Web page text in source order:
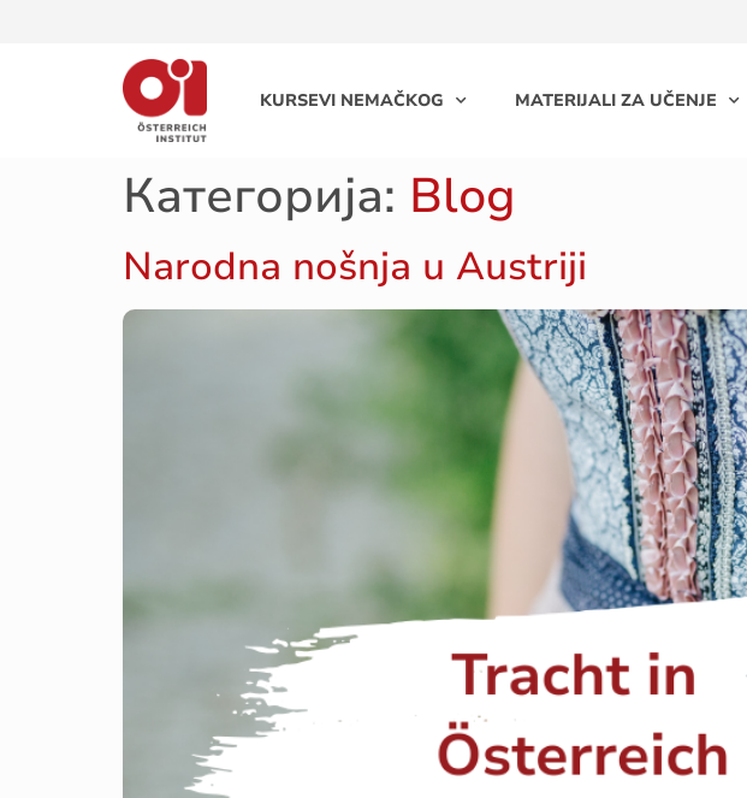
KURSEVI NEMAČKOG MATERIJALI ZA UČENJE
Категорија: Blog
Narodna nošnja u Austriji